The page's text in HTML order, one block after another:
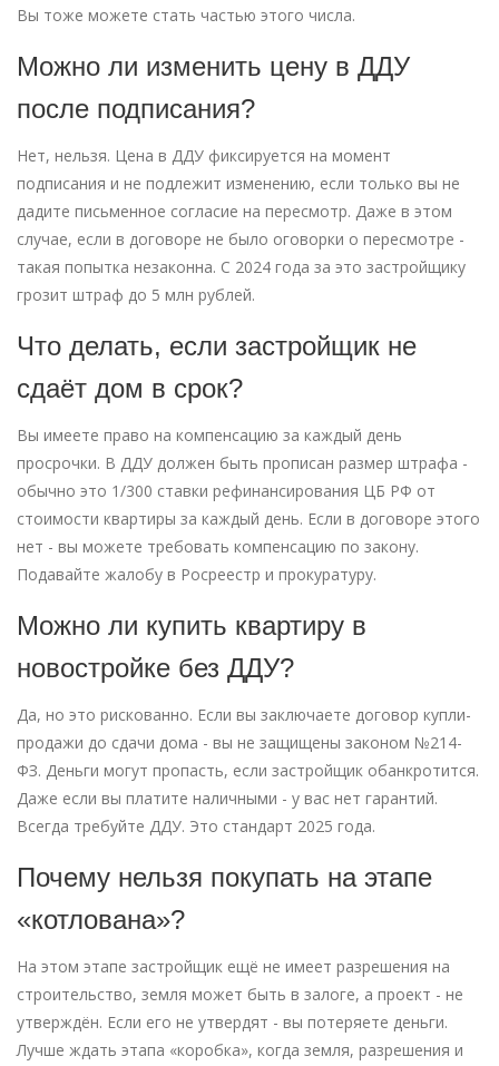
Вы тоже можете стать частью этого числа.
Можно ли изменить цену в ДДУ
после подписания?
Нет, нельзя. Цена в ДДУ фиксируется на момент
подписания и не подлежит изменению, если только вы не
дадите письменное согласие на пересмотр. Даже в этом
случае, если в договоре не было оговорки о пересмотре -
такая попытка незаконна. С 2024 года за это застройщику
грозит штраф до 5 млн рублей.
Что делать, если застройщик не
сдаёт дом в срок?
Вы имеете право на компенсацию за каждый день
просрочки. В ДДУ должен быть прописан размер штрафа -
обычно это 1/300 ставки рефинансирования ЦБ РФ от
стоимости квартиры за каждый день. Если в договоре этого
нет - вы можете требовать компенсацию по закону.
Подавайте жалобу в Росреестр и прокуратуру.
Можно ли купить квартиру в
новостройке без ДДУ?
Да, но это рискованно. Если вы заключаете договор купли-
продажи до сдачи дома - вы не защищены законом №214-
ФЗ. Деньги могут пропасть, если застройщик обанкротится.
Даже если вы платите наличными - у вас нет гарантий.
Всегда требуйте ДДУ. Это стандарт 2025 года.
Почему нельзя покупать на этапе
«котлована»?
На этом этапе застройщик ещё не имеет разрешения на
строительство, земля может быть в залоге, а проект - не
утверждён. Если его не утвердят - вы потеряете деньги.
Лучше ждать этапа «коробка», когда земля, разрешения и